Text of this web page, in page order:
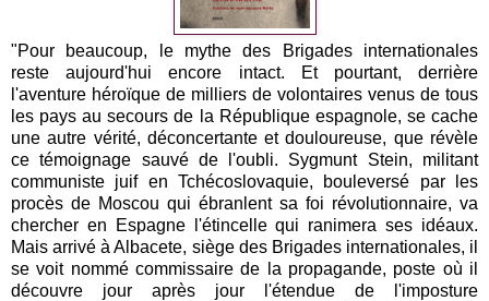
"Pour beaucoup, le mythe des Brigades internationales
reste aujourd'hui encore intact. Et pourtant, derrière
l'aventure héroïque de milliers de volontaires venus de tous
les pays au secours de la République espagnole, se cache
une autre vérité, déconcertante et douloureuse, que révèle
ce témoignage sauvé de l'oubli. Sygmunt Stein, militant
communiste juif en Tchécoslovaquie, bouleversé par les
procès de Moscou qui ébranlent sa foi révolutionnaire, va
chercher en Espagne l'étincelle qui ranimera ses idéaux.
Mais arrivé à Albacete, siège des Brigades internationales, il
se voit nommé commissaire de la propagande, poste où il
découvre jour après jour l'étendue de l'imposture